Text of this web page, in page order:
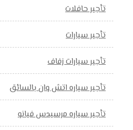
تأجير حافلات
تأجير سيارات
تأجير سيارات زفاف
تأجير سياره اتش وان بالسائق
تأجير سياره مرسيدس فيانو